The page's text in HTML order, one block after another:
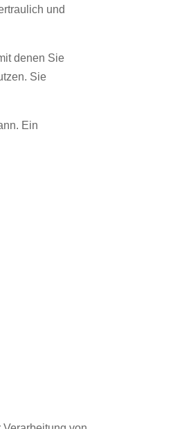
und
denen Sie
Sie
Ein